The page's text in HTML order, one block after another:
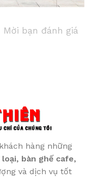
Mời bạn đánh giá
hàng những
loại, bàn ghế cafe,
và dịch vụ tốt